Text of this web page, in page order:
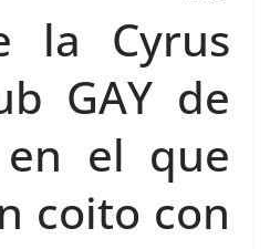
la Cyrus
GAY de
en el que
coito con